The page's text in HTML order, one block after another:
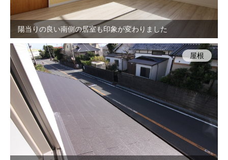
陽当りの良い南側の居室も印象が変わりました
屋根